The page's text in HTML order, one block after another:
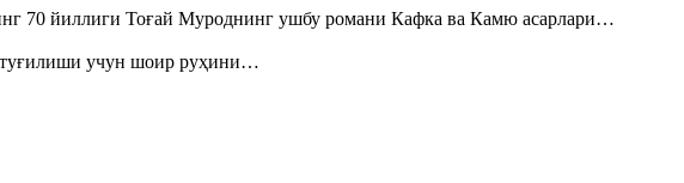
70 йиллиги Тоғай Муроднинг ушбу романи Кафка ва Камю асарлари…
учун шоир руҳини…